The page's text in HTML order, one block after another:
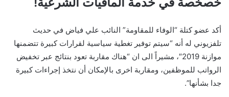
أكد عضو كتلة “الوفاء للمقاومة” النائب علي فياض في حديث
تلفزيوني له أنه “سيتم توفير تغطية سياسية لقرارات كبيرة تتضمنها
موازنة 2019″، مشيراً الى ان “هناك مقاربة تعود بنتائج عبر تخفيض
الرواتب للموظفين، ومقاربة اخرى بالإمكان أن نتخذ إجراءات كبيرة
جدا بشأنها”.